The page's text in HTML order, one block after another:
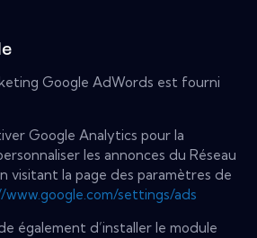
Google AdWords est fourni
Google Analytics pour la
les annonces du Réseau
visitant la page des paramètres de
settings/ads
également d’installer le module